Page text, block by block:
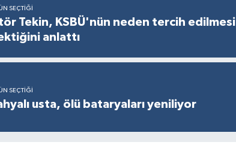
SEÇTIĞI
Tekin, KSBÜ'nün neden tercih edilmesi
anlattı
SEÇTIĞI
usta, ölü bataryaları yeniliyor